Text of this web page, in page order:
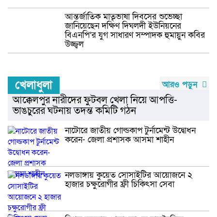
বৈষম্য বিরোধী ছাত্র আন্দোলনে হামলা ঘটনায়
জামালপুর সদর উপজেলা আওয়ামী লীগের
সাধারণ সম্পাদক আটক
সুলতানের চেষ্টায় ৩৫০ কোটি টাকা বরাদ্ধে
লালমোহন উপজেলা তারেক রহমান ঐক্য
পরিষদের কমিটি গঠন সভাপতি মোঃ শাওন
সাধারণ সম্পাদক মোঃ রাশেদ
জামালপুরে ৪০ পিচ টাপেনটাডল ট্যাবলেট সহ
মাদক ব্যবসায়ী গ্রেফতার
২-০ ব্যবধানে সিরিজ জয় দেশের ক্রিকেটের
আন্তর্জাতিক মাতৃভাষা দিবসের শুভেচ্ছা
জানিয়েছেন দক্ষিণ দিঘলদী ইউনিয়নের
বিএনপি’র যুগ সাধারণ সম্পাদক হুমায়ুন কবির
উজ্জ্বল
খেলাধুলা আরও পড়ুন
আক্কেলপুর নারীদের ফুটবল খেলা নিয়ে আপত্তি-
ভাঙচুরের ঘটনায় তদন্ত কমিটি গঠন
নাটোরে জাতীয় গোল্ডকাপ টুর্নামেন্ট উদ্বোধন
করেন- জেলা প্রশাসক আসমা শাহীন
নলডাঙ্গায় কুয়েত সোসাইটির আয়োজনে ২
হাজার চক্ষুরোগীর ফ্রী চিকিৎসা সেবা